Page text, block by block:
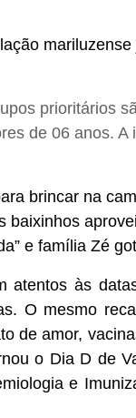
prioritários
de 06 anos. A
brincar na
baixinhos
e família Zé
atentos às
O mesmo
de amor,
o Dia D de
e